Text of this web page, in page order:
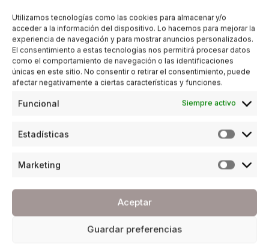
Utilizamos tecnologías como las cookies para almacenar y/o
acceder a la información del dispositivo. Lo hacemos para mejorar la
experiencia de navegación y para mostrar anuncios personalizados.
El consentimiento a estas tecnologías nos permitirá procesar datos
como el comportamiento de navegación o las identificaciones
únicas en este sitio. No consentir o retirar el consentimiento, puede
afectar negativamente a ciertas características y funciones.
Funcional Siempre activo
Estadísticas
Marketing
Aceptar
Guardar preferencias